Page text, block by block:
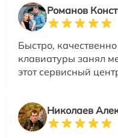
Романов
Быстро,
клавиатуры занял
этот сервисный
Николаев